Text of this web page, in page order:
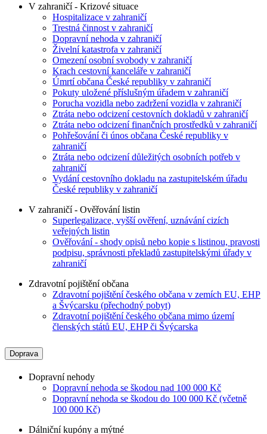
V zahraničí - Krizové situace
Hospitalizace v zahraničí
Trestná činnost v zahraničí
Dopravní nehoda v zahraničí
Živelní katastrofa v zahraničí
Omezení osobní svobody v zahraničí
Krach cestovní kanceláře v zahraničí
Úmrtí občana České republiky v zahraničí
Pokuty uložené příslušným úřadem v zahraničí
Porucha vozidla nebo zadržení vozidla v zahraničí
Ztráta nebo odcizení cestovních dokladů v zahraničí
Ztráta nebo odcizení finančních prostředků v zahraničí
Pohřešování či únos občana České republiky v
zahraničí
Ztráta nebo odcizení důležitých osobních potřeb v
zahraničí
Vydání cestovního dokladu na zastupitelském úřadu
České republiky v zahraničí
V zahraničí - Ověřování listin
Superlegalizace, vyšší ověření, uznávání cizích
veřejných listin
Ověřování - shody opisů nebo kopie s listinou, pravosti
podpisu, správnosti překladů zastupitelskými úřady v
zahraničí
Zdravotní pojištění občana
Zdravotní pojištění českého občana v zemích EU, EHP
a Švýcarsku (přechodný pobyt)
Zdravotní pojištění českého občana mimo území
členských států EU, EHP či Švýcarska
Doprava
Dopravní nehody
Dopravní nehoda se škodou nad 100 000 Kč
Dopravní nehoda se škodou do 100 000 Kč (včetně
100 000 Kč)
Dálniční kupóny a mýtné